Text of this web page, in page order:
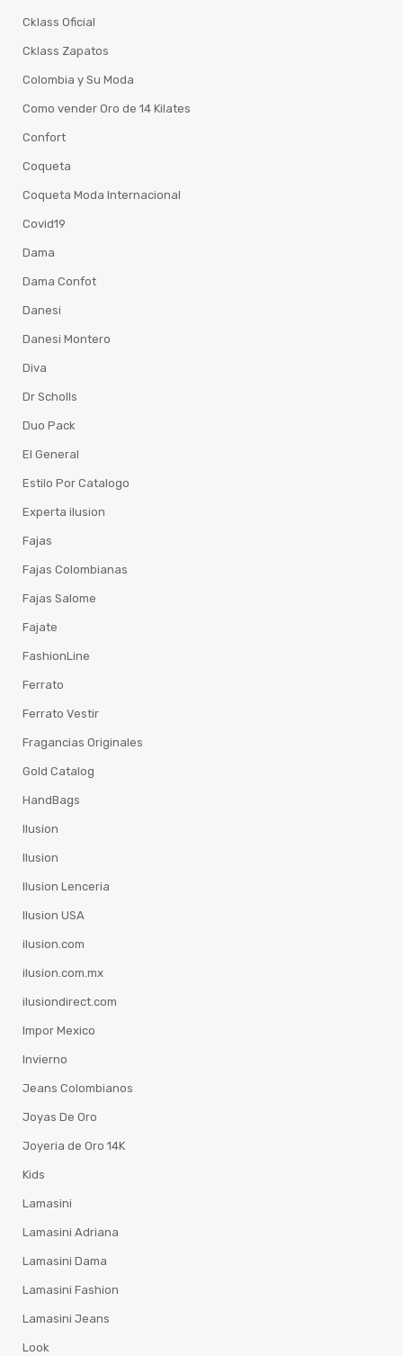
Cklass Oficial
Cklass Zapatos
Colombia y Su Moda
Como vender Oro de 14 Kilates
Confort
Coqueta
Coqueta Moda Internacional
Covid19
Dama
Dama Confot
Danesi
Danesi Montero
Diva
Dr Scholls
Duo Pack
El General
Estilo Por Catalogo
Experta ilusion
Fajas
Fajas Colombianas
Fajas Salome
Fajate
FashionLine
Ferrato
Ferrato Vestir
Fragancias Originales
Gold Catalog
HandBags
Ilusion
Ilusion
Ilusion Lenceria
Ilusion USA
ilusion.com
ilusion.com.mx
ilusiondirect.com
Impor Mexico
Invierno
Jeans Colombianos
Joyas De Oro
Joyeria de Oro 14K
Kids
Lamasini
Lamasini Adriana
Lamasini Dama
Lamasini Fashion
Lamasini Jeans
Look